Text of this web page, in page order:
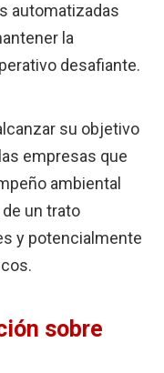
automatizadas
la
desafiante.
su objetivo
empresas que
ambiental
un trato
y potencialmente
sobre